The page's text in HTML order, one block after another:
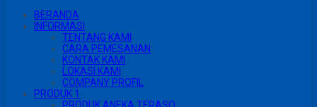
BERANDA
INFORMASI
TENTANG KAMI
CARA PEMESANAN
KONTAK KAMI
LOKASI KAMI
COMPANY PROFIL
PRODUK 1